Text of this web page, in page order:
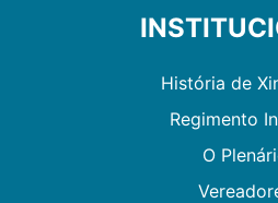
História de
Regimento
O